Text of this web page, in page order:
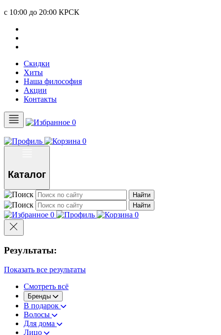
c 10:00 до 20:00 КРСК
Скидки
Хиты
Наша философия
Акции
Контакты
0
0
Каталог
Найти
Найти
0 0
Результаты:
Показать все результаты
Смотреть всё
Бренды
В подарок
Волосы
Для дома
Лицо